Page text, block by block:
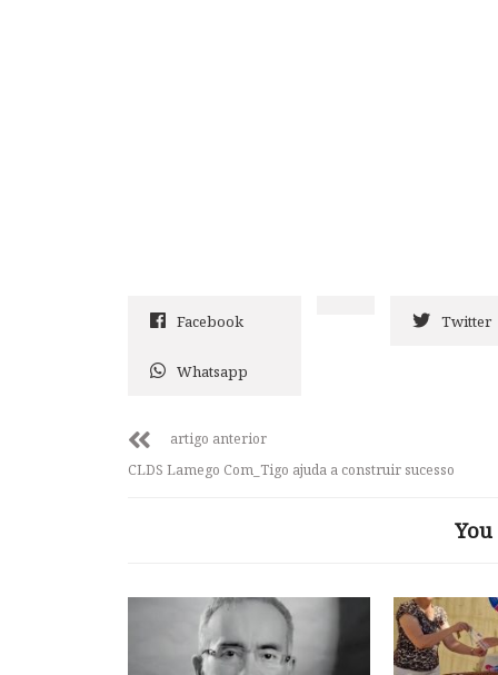
Facebook Twitter
Whatsapp
artigo anterior
CLDS Lamego Com_Tigo ajuda a construir sucesso